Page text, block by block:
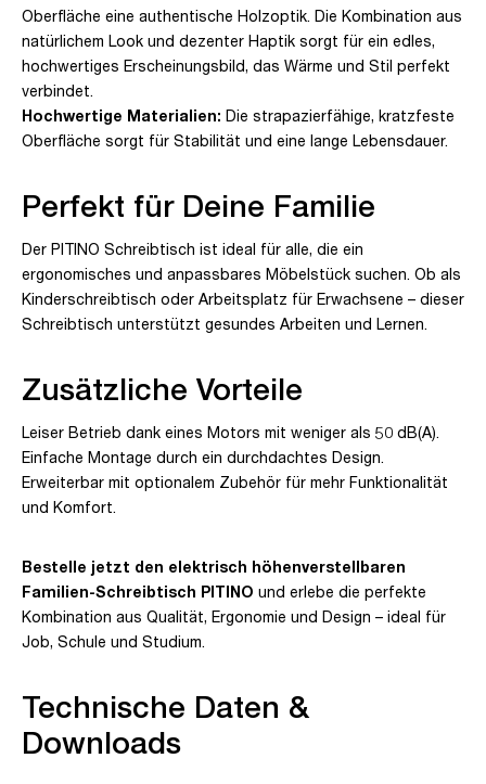
Oberfläche eine authentische Holzoptik. Die Kombination aus
natürlichem Look und dezenter Haptik sorgt für ein edles,
hochwertiges Erscheinungsbild, das Wärme und Stil perfekt
verbindet.
Hochwertige Materialien: Die strapazierfähige, kratzfeste
Oberfläche sorgt für Stabilität und eine lange Lebensdauer.
Perfekt für Deine Familie
Der PITINO Schreibtisch ist ideal für alle, die ein
ergonomisches und anpassbares Möbelstück suchen. Ob als
Kinderschreibtisch oder Arbeitsplatz für Erwachsene – dieser
Schreibtisch unterstützt gesundes Arbeiten und Lernen.
Zusätzliche Vorteile
Leiser Betrieb dank eines Motors mit weniger als 50 dB(A).
Einfache Montage durch ein durchdachtes Design.
Erweiterbar mit optionalem Zubehör für mehr Funktionalität
und Komfort.
Bestelle jetzt den elektrisch höhenverstellbaren
Familien-Schreibtisch PITINO und erlebe die perfekte
Kombination aus Qualität, Ergonomie und Design – ideal für
Job, Schule und Studium.
Technische Daten &
Downloads